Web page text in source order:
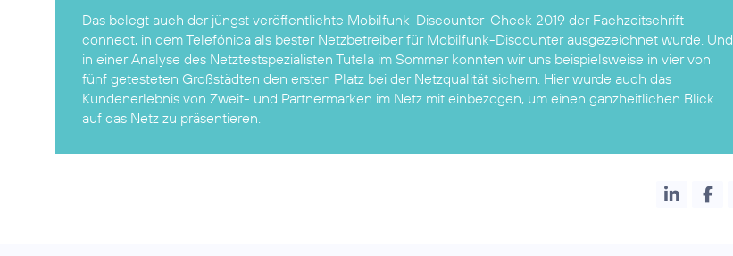
Das belegt auch der jüngst veröffentlichte Mobilfunk-Discounter-Check 2019 der Fachzeitschrift
connect, in dem Telefónica als bester Netzbetreiber für Mobilfunk-Discounter ausgezeichnet wurde. Und
in einer Analyse des Netztestspezialisten Tutela im Sommer konnten wir uns beispielsweise in vier von
fünf getesteten Großstädten den ersten Platz bei der Netzqualität sichern. Hier wurde auch das
Kundenerlebnis von Zweit- und Partnermarken im Netz mit einbezogen, um einen ganzheitlichen Blick